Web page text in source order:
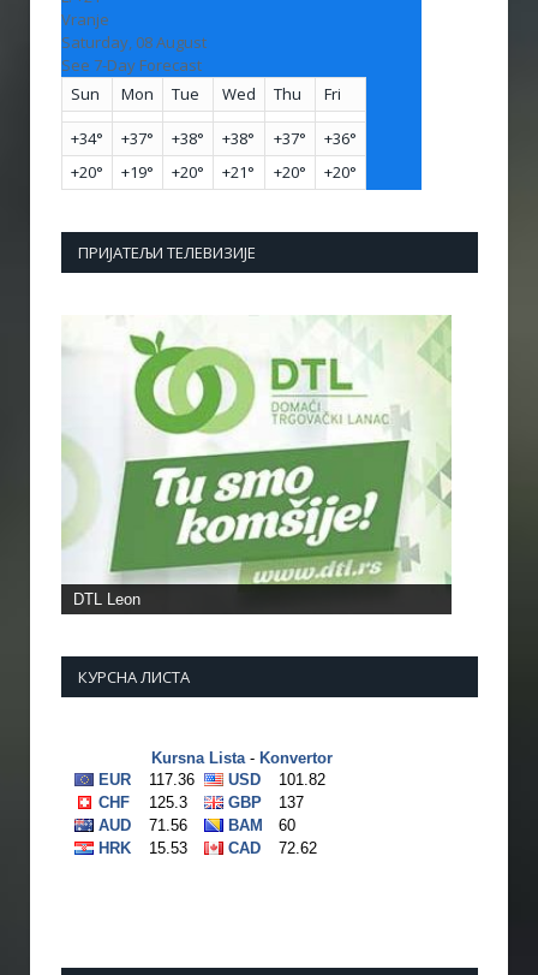
Vranje
Saturday, 08 August
See 7-Day Forecast
Sun
Mon Tue Wed Thu Fri
+34° +37° +38° +38° +37° +36°
+20° +19° +20° +21° +20° +20°
ПРИЈАТЕЉИ ТЕЛЕВИЗИЈЕ
DTL Leon
КУРСНА ЛИСТА